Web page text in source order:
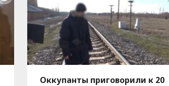
Оккупанты приговорили к 20